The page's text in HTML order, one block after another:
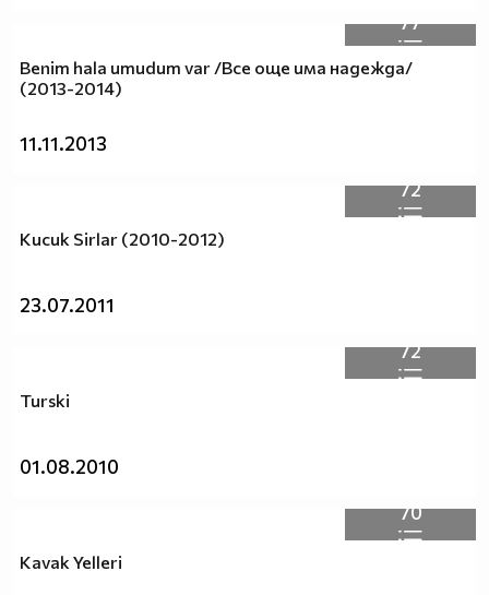
77
Benim hala umudum var /Все още има надежда/
(2013-2014)
11.11.2013
72
Kucuk Sirlar (2010-2012)
23.07.2011
72
Turski
01.08.2010
70
Kavak Yelleri